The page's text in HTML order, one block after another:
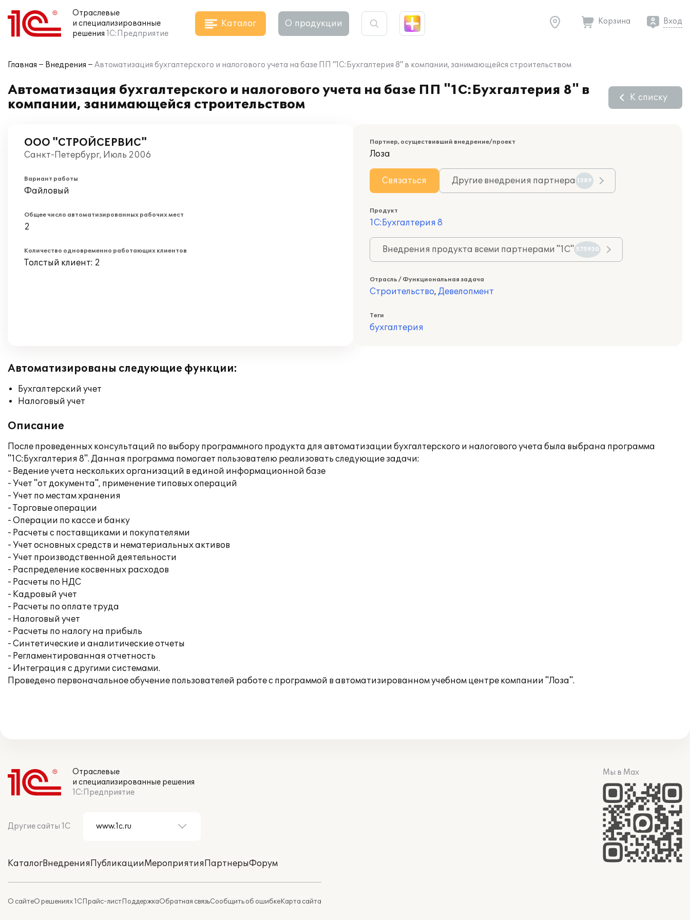
Отраслевые
и специализированные
решения 1С:Предприятие
Каталог О продукции Корзина Вход
Главная Внедрения Автоматизация бухгалтерского и налогового учета на базе ПП "1С:Бухгалтерия 8" в компании, занимающейся строительством
Автоматизация бухгалтерского и налогового учета на базе ПП "1С:Бухгалтерия 8" в
компании, занимающейся строительством
К списку
ООО "СТРОЙСЕРВИС"
Санкт-Петербург, Июль 2006
Вариант работы
Файловый
Общее число автоматизированных рабочих мест
2
Количество одновременно работающих клиентов
Толстый клиент: 2
Партнер, осуществивший внедрение/проект
Лоза
Связаться Другие внедрения партнера 1389
Продукт
1С:Бухгалтерия 8
Внедрения продукта всеми партнерами "1С" 575930
Отрасль / Функциональная задача
Строительство, Девелопмент
Теги
бухгалтерия
Автоматизированы следующие функции:
Бухгалтерский учет
Налоговый учет
Описание
После проведенных консультаций по выбору программного продукта для автоматизации бухгалтерского и налогового учета была выбрана программа
"1С:Бухгалтерия 8". Данная программа помогает пользователю реализовать следующие задачи:
- Ведение учета нескольких организаций в единой информационной базе
- Учет "от документа", применение типовых операций
- Учет по местам хранения
- Торговые операции
- Операции по кассе и банку
- Расчеты с поставщиками и покупателями
- Учет основных средств и нематериальных активов
- Учет производственной деятельности
- Распределение косвенных расходов
- Расчеты по НДС
- Кадровый учет
- Расчеты по оплате труда
- Налоговый учет
- Расчеты по налогу на прибыль
- Синтетические и аналитические отчеты
- Регламентированная отчетность
- Интеграция с другими системами.
Проведено первоначальное обучение пользователей работе с программой в автоматизированном учебном центре компании "Лоза".
Отраслевые
и специализированные решения
1С:Предприятие
Другие сайты 1С
КаталогВнедренияПубликацииМероприятияПартнерыФорум
О сайтеО решениях 1СПрайс-листПоддержкаОбратная связьСообщить об ошибкеКарта сайта
Мы в Max